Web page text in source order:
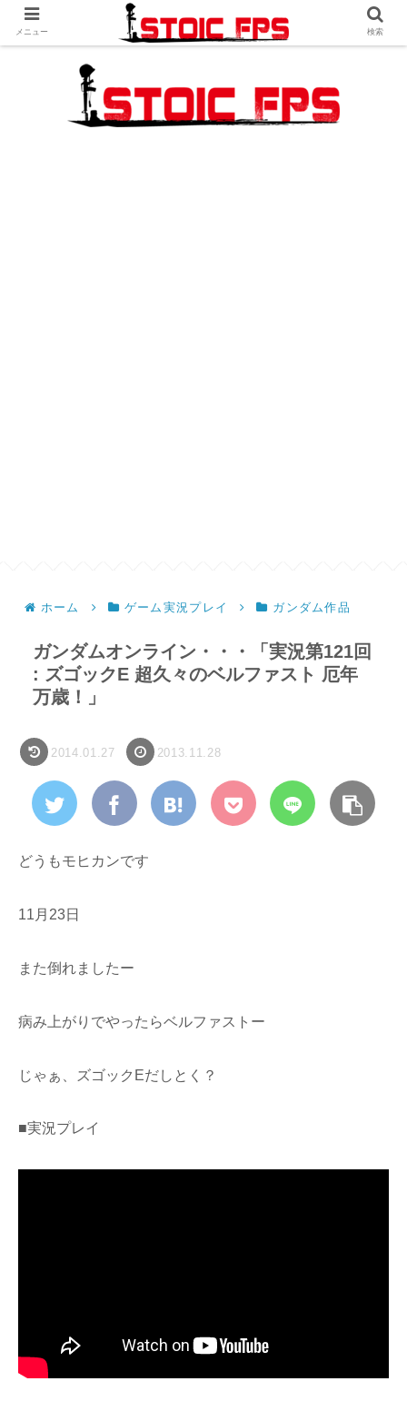
ホーム ゲーム実況プレイ ガンダム作品
ガンダムオンライン・・・「実況第121回
: ズゴックE 超久々のベルファスト 厄年
万歳！」
2014.01.27 2013.11.28
どうもモヒカンです
11月23日
また倒れましたー
病み上がりでやったらベルファストー
じゃぁ、ズゴックEだしとく？
■実況プレイ
メニュー 検索